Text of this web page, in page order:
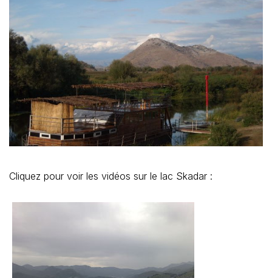
Cliquez pour voir les vidéos sur le lac Skadar :